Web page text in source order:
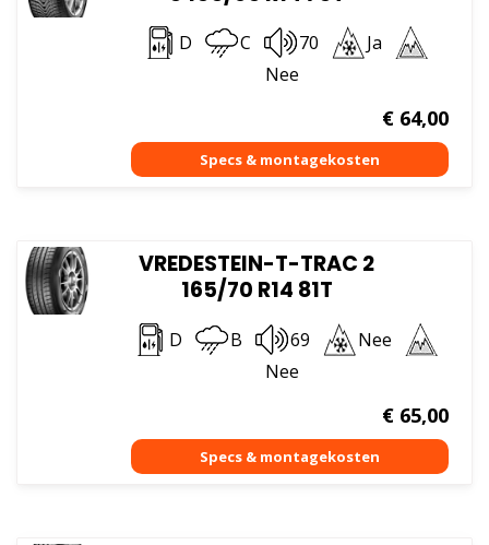
D C 70
Ja
Nee
€64,00
VREDESTEIN-T-TRAC 2
165/70 R14 81T
D B 69
Nee
Nee
€65,00